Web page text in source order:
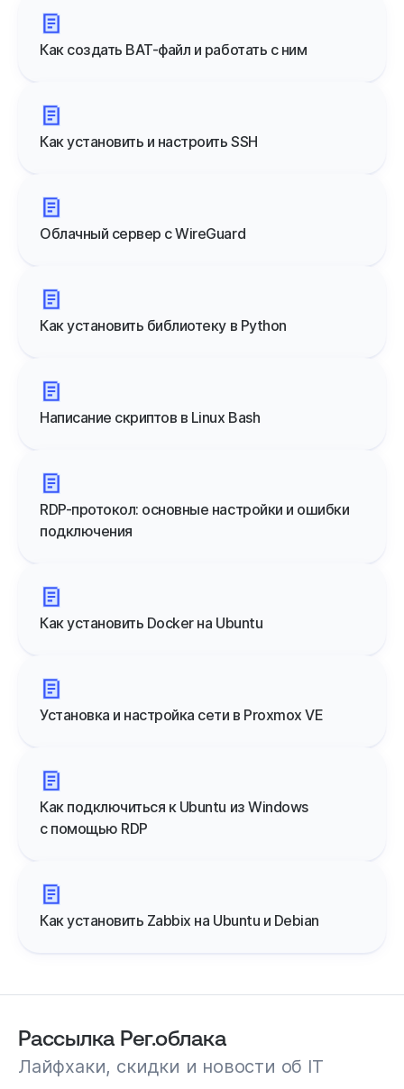
Как создать BAT-файл и работать с ним
Как установить и настроить SSH
Облачный сервер с WireGuard
Как установить библиотеку в Python
Написание скриптов в Linux Bash
RDP-протокол: основные настройки и ошибки
подключения
Как установить Docker на Ubuntu
Установка и настройка сети в Proxmox VE
Как подключиться к Ubuntu из Windows
с помощью RDP
Как установить Zabbix на Ubuntu и Debian
Рассылка Рег.облака
Лайфхаки, скидки и новости об IT